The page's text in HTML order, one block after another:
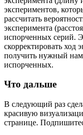
экспериментов,
рассчитать
эксперимента
испорченных серий.
скорректировать ход
получить нужный нам
испорченных.
Что дальше
В следующий раз
красивую
странице.